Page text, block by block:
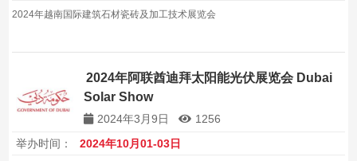
2024年越南国际建筑石材瓷砖及加工技术展览会
2024年阿联酋迪拜太阳能光伏展览会 Dubai
Solar Show
2024年3月9日
1256
举办时间：
2024年10月01-03日